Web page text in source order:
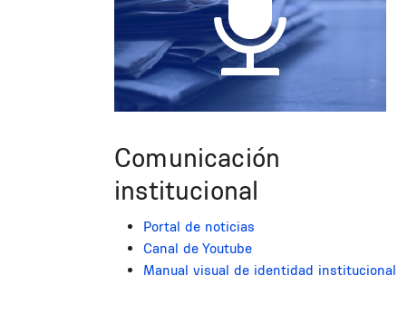
Comunicación
institucional
Portal de noticias
Canal de Youtube
Manual visual de identidad institucional